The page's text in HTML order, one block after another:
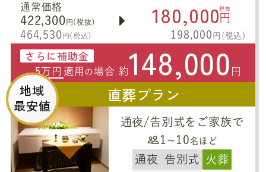
通常価格
422,300 円(税抜)
464,530 円(税込)
180,000税抜
円
198,000 円(税込)
さらに補助金
5万円 適用 の 場合 約148,000 円
地域
最安値
直葬プラン
通夜/告別式をご家族で
1~10 名ほど
通夜 告別式 火葬